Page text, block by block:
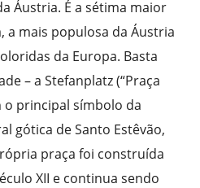
Áustria. É a sétima maior
a mais populosa da Áustria
da Europa. Basta
– a Stefanplatz (“Praça
o principal símbolo da
gótica de Santo Estêvão,
praça foi construída
XII e continua sendo